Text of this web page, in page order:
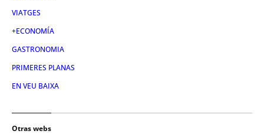
VIATGES
+ECONOMÍA
GASTRONOMIA
PRIMERES PLANAS
EN VEU BAIXA
Otras webs